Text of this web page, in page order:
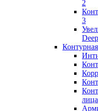
2
3
Deep
лица